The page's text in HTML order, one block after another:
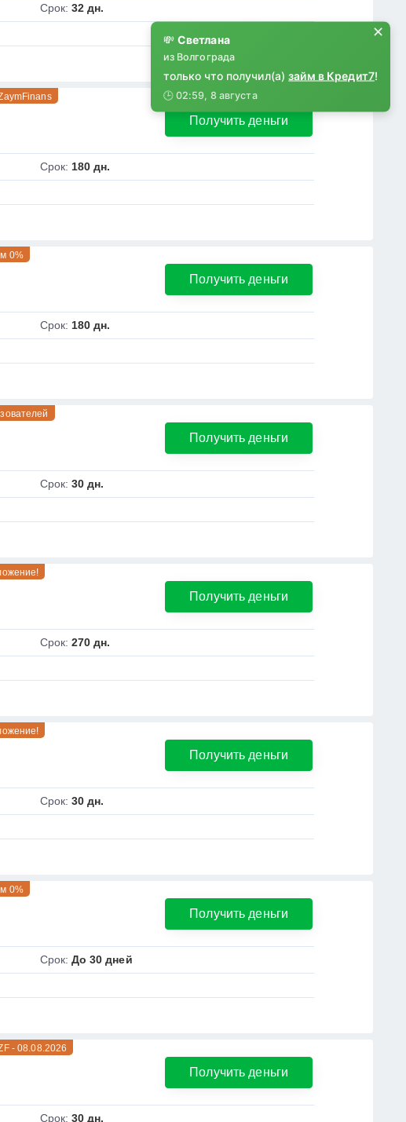
Срок: 32 дн.
Получить деньги
Срок: 180 дн.
0%
Получить деньги
Срок: 180 дн.
Получить деньги
Срок: 30 дн.
Получить деньги
Срок: 270 дн.
Получить деньги
Срок: 30 дн.
0%
Получить деньги
Срок: До 30 дней
- 08.08.2026
Получить деньги
Срок: 30 дн.
✕
💸 Светлана
из Волгограда
только что получил(а)займ в Кредит7!
🕒 02:59, 8 августа